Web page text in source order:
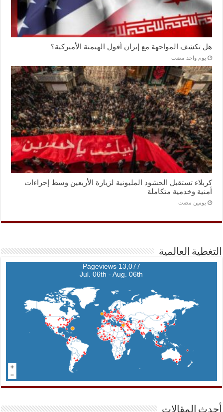
هل تكشف المواجهة مع إيران أفول الهيمنة الأميركية؟
‏يوم واحد مضت
كربلاء تستقبل الحشود المليونية لزيارة الأربعين وسط إجراءات
أمنية وخدمية متكاملة
‏يومين مضت
التغطية العالمية
13,077 Pageviews
Jul. 06th - Aug. 06th